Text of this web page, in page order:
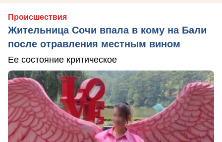
Происшествия
Жительница Сочи впала в кому на Бали
после отравления местным вином
Ее состояние критическое